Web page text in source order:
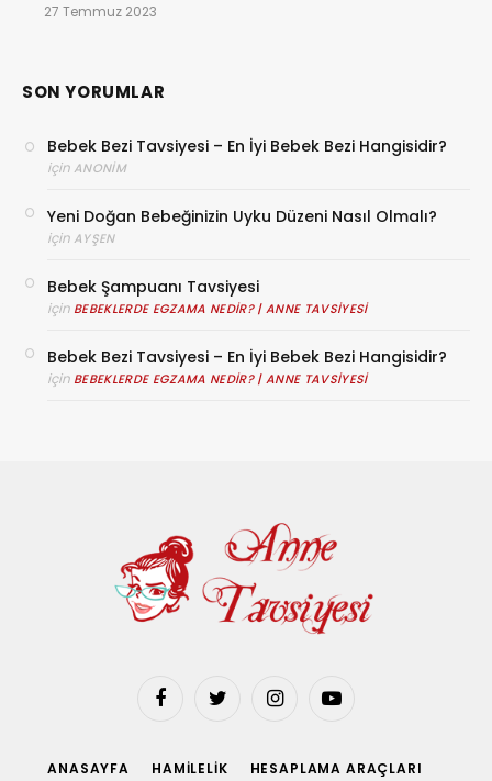
27 Temmuz 2023
SON YORUMLAR
Bebek Bezi Tavsiyesi – En İyi Bebek Bezi Hangisidir?
için ANONIM
Yeni Doğan Bebeğinizin Uyku Düzeni Nasıl Olmalı?
için AYŞEN
Bebek Şampuanı Tavsiyesi
için BEBEKLERDE EGZAMA NEDIR? | ANNE TAVSIYESI
Bebek Bezi Tavsiyesi – En İyi Bebek Bezi Hangisidir?
için BEBEKLERDE EGZAMA NEDIR? | ANNE TAVSIYESI
FacebookTwitter InstagramYouTube
ANASAYFA HAMILELIK HESAPLAMA ARAÇLARI